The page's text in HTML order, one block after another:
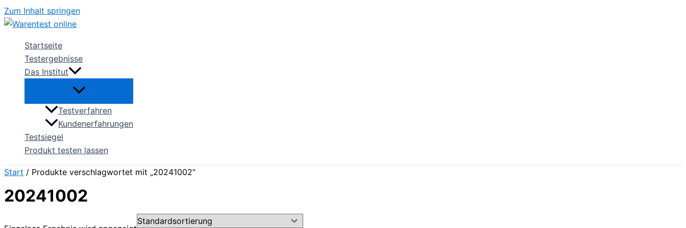
Zum Inhalt springen
Startseite
Testergebnisse
Das Institut
Testverfahren
Kundenerfahrungen
Testsiegel
Produkt testen lassen
Start / Produkte verschlagwortet mit „20241002“
20241002